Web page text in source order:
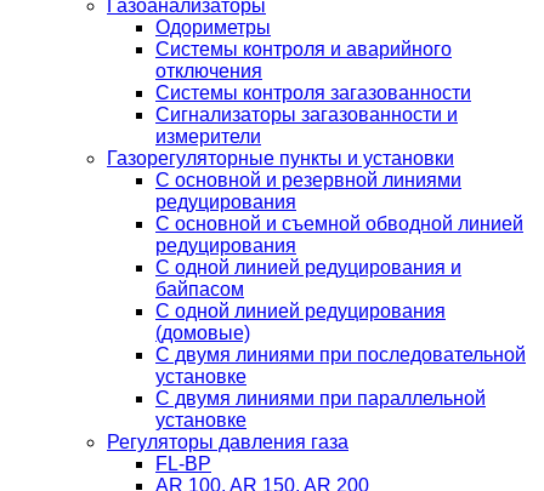
Газоанализаторы
Одориметры
Системы контроля и аварийного
отключения
Системы контроля загазованности
Сигнализаторы загазованности и
измерители
Газорегуляторные пункты и установки
С основной и резервной линиями
редуцирования
С основной и съемной обводной линией
редуцирования
С одной линией редуцирования и
байпасом
С одной линией редуцирования
(домовые)
С двумя линиями при последовательной
установке
C двумя линиями при параллельной
установке
Регуляторы давления газа
FL-BP
AR 100, AR 150, AR 200